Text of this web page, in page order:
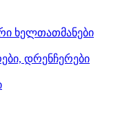
ხელთათმანები
დრენჩერები